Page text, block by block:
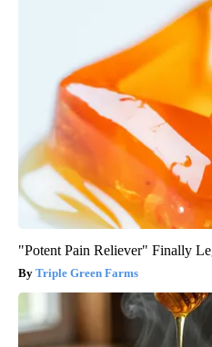
"Potent Pain Reliever" Finally
Triple Green Farms